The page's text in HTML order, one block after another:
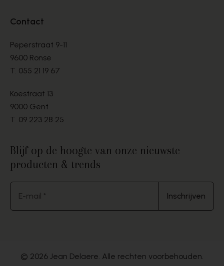
Contact
Peperstraat 9-11
9600 Ronse
T. 055 21 19 67
Koestraat 13
9000 Gent
T. 09 223 28 25
Blijf op de hoogte van onze nieuwste
producten & trends
E-mail * Inschrijven
© 2026 Jean Delaere. Alle rechten voorbehouden.